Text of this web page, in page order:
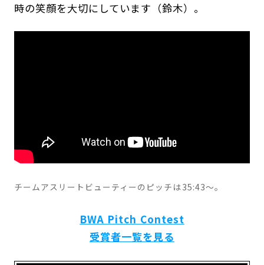
時の笑顔を大切にしています（鈴木）。
チームアスリートビューティーのピッチは35:43〜。
BWA Pitch Contest
受賞者一覧を見る